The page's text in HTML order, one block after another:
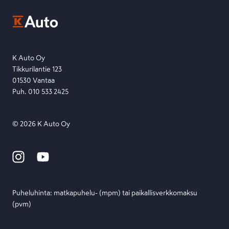
Etsi toimipiste
K Auto Oy
Tikkurilantie 123
01530 Vantaa
Puh. 010 533 2425
© 2026 K Auto Oy
Puheluhinta: matka­puhelu- (mpm) tai paikallis­verkko­maksu
(pvm)